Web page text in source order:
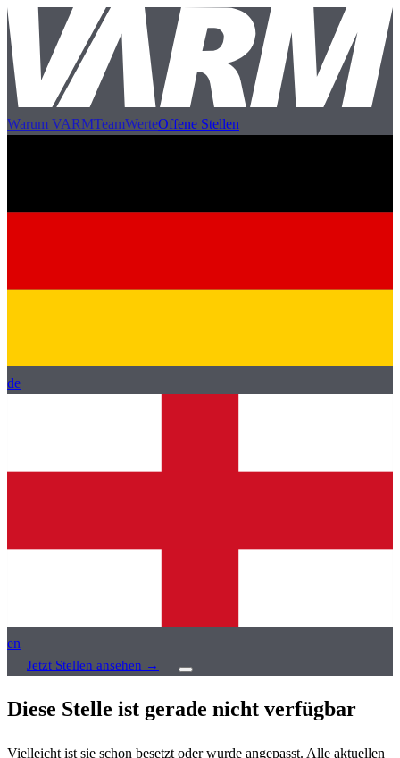
Warum VARMTeamWerteOffene Stellen
de
en
Jetzt Stellen ansehen →
Diese Stelle ist gerade nicht verfügbar
Vielleicht ist sie schon besetzt oder wurde angepasst. Alle aktuellen